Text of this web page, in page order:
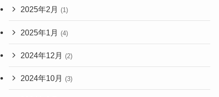
2025年2月 (1)
2025年1月 (4)
2024年12月 (2)
2024年10月 (3)